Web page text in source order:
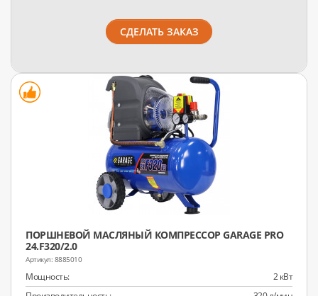
СДЕЛАТЬ ЗАКАЗ
ПОРШНЕВОЙ МАСЛЯНЫЙ КОМПРЕССОР GARAGE PRO
24.F320/2.0
8885010
Мощность:
2 кВт